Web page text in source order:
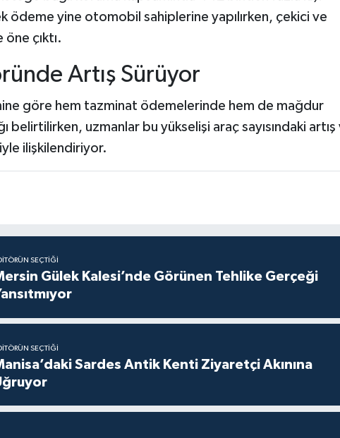
ödeme yine otomobil sahiplerine yapılırken, çekici ve
çıktı.
Artış Sürüyor
göre hem tazminat ödemelerinde hem de mağdur
belirtilirken, uzmanlar bu yükselişi araç sayısındaki artış
ilişkilendiriyor.
SEÇTIĞI
Gülek Kalesi’nde Görünen Tehlike Gerçeği
SEÇTIĞI
Sardes Antik Kenti Ziyaretçi Akınına